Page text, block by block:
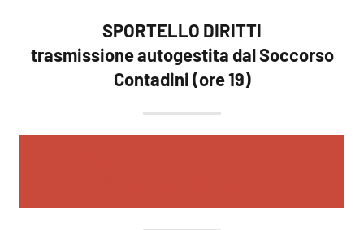
SPORTELLO DIRITTI
trasmissione autogestita dal Soccorso
Contadini (ore 19)